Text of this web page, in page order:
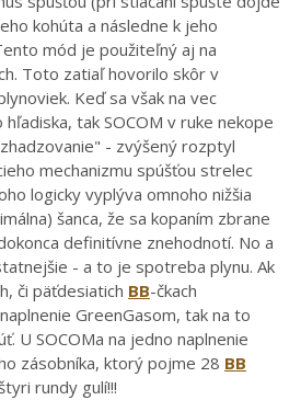
kohúta a následne k jeho
mód je použiteľný aj na
Toto zatiaľ hovorilo skôr v
Keď sa však na vec
tak SOCOM v ruke nekope
- zvýšený rozptyl
mechanizmu spúšťou strelec
logicky vyplýva omnoho nižšia
šanca, že sa kopaním zbrane
definitívne znehodnotí. No a
- a to je spotreba plynu. Ak
či päťdesiatich BB-čkach
GreenGasom, tak na to
U SOCOMa na jedno naplnenie
zásobníka, ktorý pojme 28 BB
rundy gulí!!!